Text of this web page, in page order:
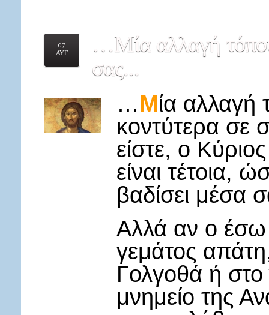
07
ΑΥΓ
…Μία αλλαγή
σας...
…Μία αλλαγή
κοντύτερα σε
είστε, ο
είναι τέτοια,
βαδίσει μέσα
Αλλά αν ο έσω
γεμάτος
Γολγοθά ή
μνημείο της